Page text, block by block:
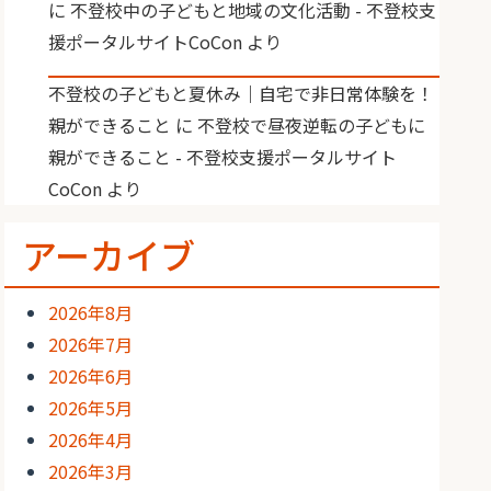
に 不登校中の子どもと地域の文化活動 - 不登校支
援ポータルサイトCoCon より
不登校の子どもと夏休み｜自宅で非日常体験を！
親ができること に 不登校で昼夜逆転の子どもに
親ができること - 不登校支援ポータルサイト
CoCon より
アーカイブ
2026年8月
2026年7月
2026年6月
2026年5月
2026年4月
2026年3月